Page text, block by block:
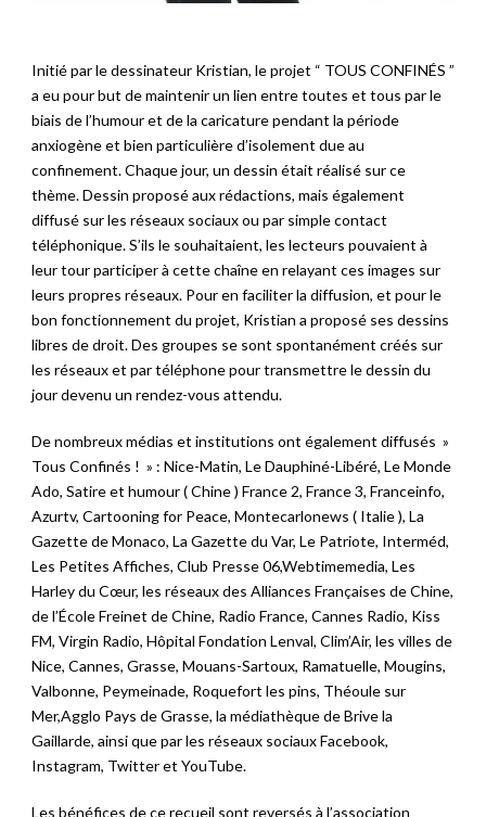
Initié par le dessinateur Kristian, le projet “ TOUS CONFINÉS ”
a eu pour but de maintenir un lien entre toutes et tous par le
biais de l’humour et de la caricature pendant la période
anxiogène et bien particulière d’isolement due au
confinement. Chaque jour, un dessin était réalisé sur ce
thème. Dessin proposé aux rédactions, mais également
diffusé sur les réseaux sociaux ou par simple contact
téléphonique. S’ils le souhaitaient, les lecteurs pouvaient à
leur tour participer à cette chaîne en relayant ces images sur
leurs propres réseaux. Pour en faciliter la diffusion, et pour le
bon fonctionnement du projet, Kristian a proposé ses dessins
libres de droit. Des groupes se sont spontanément créés sur
les réseaux et par téléphone pour transmettre le dessin du
jour devenu un rendez-vous attendu.
De nombreux médias et institutions ont également diffusés »
Tous Confinés ! » : Nice-Matin, Le Dauphiné-Libéré, Le Monde
Ado, Satire et humour ( Chine ) France 2, France 3, Franceinfo,
Azurtv, Cartooning for Peace, Montecarlonews ( Italie ), La
Gazette de Monaco, La Gazette du Var, Le Patriote, Interméd,
Les Petites Affiches, Club Presse 06,Webtimemedia, Les
Harley du Cœur, les réseaux des Alliances Françaises de Chine,
de l’École Freinet de Chine, Radio France, Cannes Radio, Kiss
FM, Virgin Radio, Hôpital Fondation Lenval, Clim’Air, les villes de
Nice, Cannes, Grasse, Mouans-Sartoux, Ramatuelle, Mougins,
Valbonne, Peymeinade, Roquefort les pins, Théoule sur
Mer,Agglo Pays de Grasse, la médiathèque de Brive la
Gaillarde, ainsi que par les réseaux sociaux Facebook,
Instagram, Twitter et YouTube.
Les bénéfices de ce recueil sont reversés à l’association